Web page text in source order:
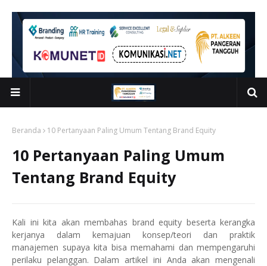
Beranda 10 Pertanyaan Paling Umum Tentang Brand Equity
10 Pertanyaan Paling Umum
Tentang Brand Equity
Kali ini kita akan membahas brand equity beserta kerangka
kerjanya dalam kemajuan konsep/teori dan praktik
manajemen supaya kita bisa memahami dan mempengaruhi
perilaku pelanggan. Dalam artikel ini Anda akan mengenali